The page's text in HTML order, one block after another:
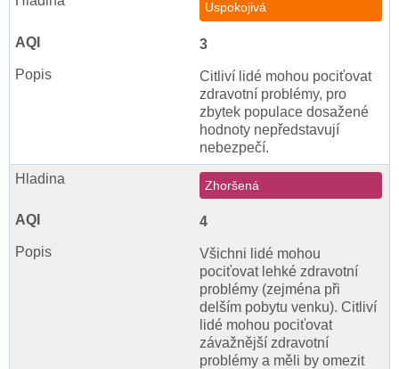
Uspokojivá
3
Citliví lidé mohou pociťovat
zdravotní problémy, pro
zbytek populace dosažené
hodnoty nepředstavují
nebezpečí.
Zhoršená
4
Všichni lidé mohou
pociťovat lehké zdravotní
problémy (zejména při
delším pobytu venku). Citliví
lidé mohou pociťovat
závažnější zdravotní
problémy a měli by omezit